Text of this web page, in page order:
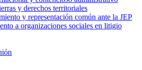
y derechos territoriales
y representación común ante la JEP
a organizaciones sociales en litigio